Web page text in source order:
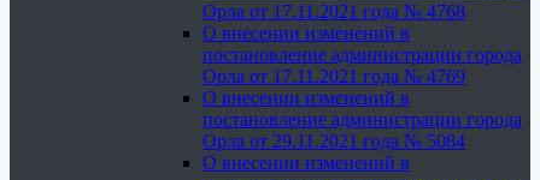
Орла от 17.11.2021 года № 4768
О внесении изменений в
постановление администрации города
Орла от 17.11.2021 года № 4769
О внесении изменений в
постановление администрации города
Орла от 29.11.2021 года № 5084
О внесении изменений в